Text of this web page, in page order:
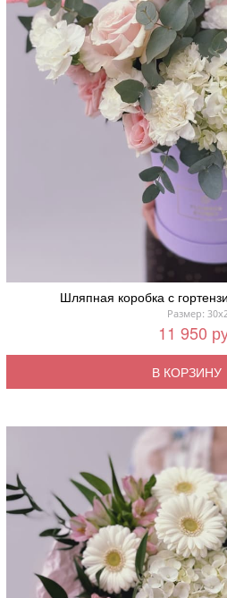
Шляпная коробка с
Размер:
11 950
В КОРЗИНУ